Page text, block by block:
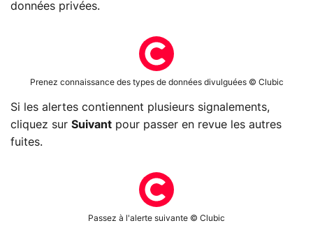
données privées.
Prenez connaissance des types de données divulguées © Clubic
Si les alertes contiennent plusieurs signalements,
cliquez sur Suivant pour passer en revue les autres
fuites.
Passez à l'alerte suivante © Clubic